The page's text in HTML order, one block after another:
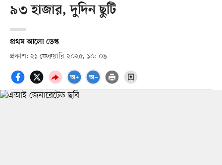
৯৩ হাজার, দুদিন ছুটি
প্রথম আলো ডেস্ক
প্রকাশ: ২১ ফেব্রুয়ারি ২০২৫, ১০: ০৯